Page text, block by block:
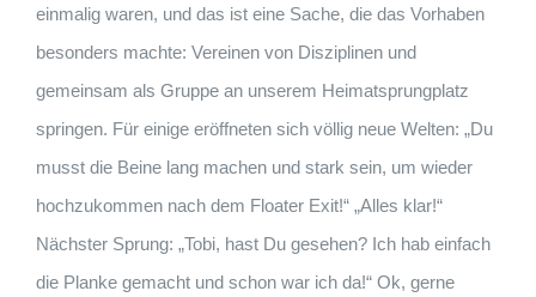
einmalig waren, und das ist eine Sache, die das Vorhaben
besonders machte: Vereinen von Disziplinen und
gemeinsam als Gruppe an unserem Heimatsprungplatz
springen. Für einige eröffneten sich völlig neue Welten: „Du
musst die Beine lang machen und stark sein, um wieder
hochzukommen nach dem Floater Exit!“ „Alles klar!“
Nächster Sprung: „Tobi, hast Du gesehen? Ich hab einfach
die Planke gemacht und schon war ich da!“ Ok, gerne